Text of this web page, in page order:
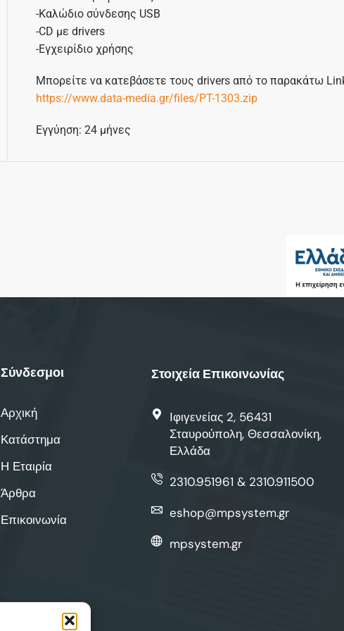
-Καλώδιο σύνδεσης USB
-CD με drivers
-Εγχειρίδιο χρήσης
Μπορείτε να κατεβάσετε τους drivers από το παρακάτω
https://www.data-media.gr/files/PT-1303.zip
Εγγύηση: 24 μήνες
Σύνδεσμοι
Αρχική
Κατάστημα
Η Εταιρία
Άρθρα
Επικοινωνία
Στοιχεία Επικοινωνίας
Ιφιγενείας 2, 56431
Σταυρούπολη, Θεσσαλονίκη,
Ελλάδα
2310.951961 & 2310.911500
eshop@mpsystem.gr
mpsystem.gr